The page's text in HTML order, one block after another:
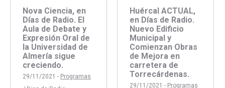
Nova Ciencia, en
Días de Radio. El
Aula de Debate y
Expresión Oral de
la Universidad de
Almería sigue
creciendo.
29/11/2021 - Programas
Huércal ACTUAL,
en Días de Radio.
Nuevo Edificio
Municipal y
Comienzan Obras
de Mejora en
carretera de
Torrecárdenas.
29/11/2021 - Programas